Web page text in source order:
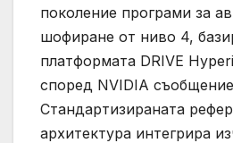
поколение програми за
шофиране от ниво 4,
платформата DRIVE
според NVIDIA
Стандартизираната
архитектура интегрира